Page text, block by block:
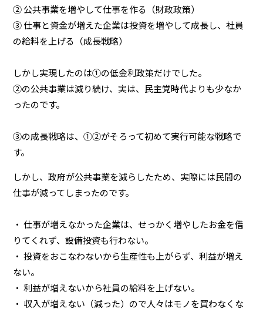
② 公共事業を増やして仕事を作る（財政政策）
③ 仕事と資金が増えた企業は投資を増やして成長し、社員
の給料を上げる（成長戦略）
しかし実現したのは①の低金利政策だけでした。
②の公共事業は減り続け、実は、民主党時代よりも少なか
ったのです。
③の成長戦略は、①②がそろって初めて実行可能な戦略で
す。
しかし、政府が公共事業を減らしたため、実際には民間の
仕事が減ってしまったのです。
・ 仕事が増えなかった企業は、せっかく増やしたお金を借
りてくれず、設備投資も行わない。
・ 投資をおこなわないから生産性も上がらず、利益が増え
ない。
・ 利益が増えないから社員の給料を上げない。
・ 収入が増えない（減った）ので人々はモノを買わなくな